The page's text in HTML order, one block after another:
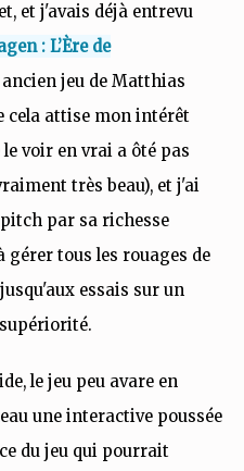
et j'avais déjà entrevu
: L’Ère de
jeu de Matthias
cela attise mon intérêt
voir en vrai a ôté pas
très beau), et j'ai
par sa richesse
gérer tous les rouages de
essais sur un
le jeu peu avare en
une interactive poussée
du jeu qui pourrait